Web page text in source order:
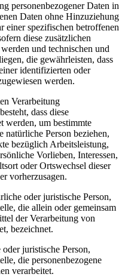
personenbezogener Daten in
Daten ohne Hinzuziehung
einer spezifischen betroffenen
diese zusätzlichen
und technischen und
die gewährleisten, dass
identifizierten oder
werden.
Verarbeitung
dass diese
werden, um bestimmte
natürliche Person beziehen,
bezüglich Arbeitsleistung,
Vorlieben, Interessen,
oder Ortswechsel dieser
vorherzusagen.
oder juristische Person,
die allein oder gemeinsam
der Verarbeitung von
bezeichnet.
juristische Person,
die personenbezogene
verarbeitet.